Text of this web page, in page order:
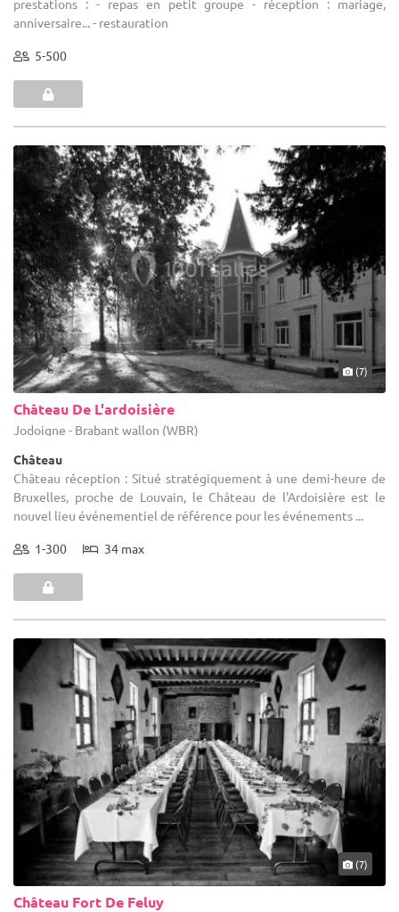
prestations : - repas en petit groupe - réception : mariage,
anniversaire... - restauration
5-500
(7)
Château De L'ardoisière
Jodoigne - Brabant wallon (WBR)
Château
Château réception : Situé stratégiquement à une demi-heure de
Bruxelles, proche de Louvain, le Château de l'Ardoisière est le
nouvel lieu événementiel de référence pour les événements ...
1-300 34 max
(7)
Château Fort De Feluy